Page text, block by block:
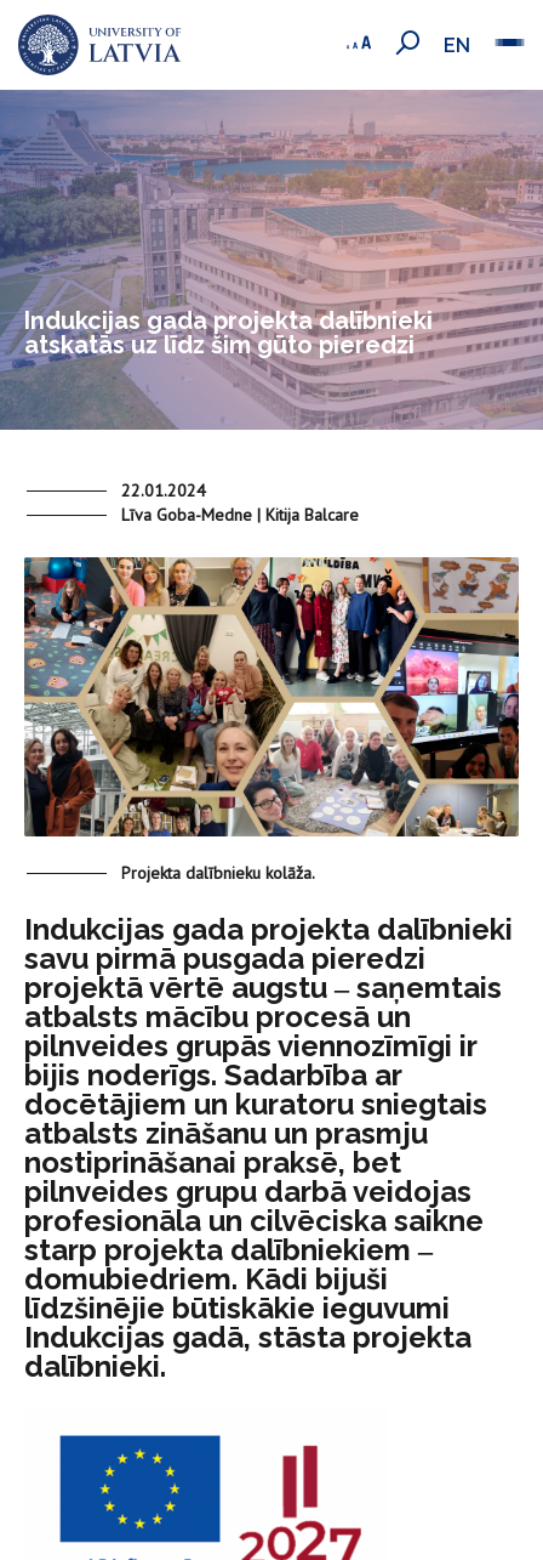
EN
Indukcijas gada projekta dalībnieki
atskatās uz līdz šim gūto pieredzi
22.01.2024
Līva Goba-Medne | Kitija Balcare
Projekta dalībnieku kolāža.
Indukcijas gada projekta dalībnieki
savu pirmā pusgada pieredzi
projektā vērtē augstu ‒ saņemtais
atbalsts mācību procesā un
pilnveides grupās viennozīmīgi ir
bijis noderīgs. Sadarbība ar
docētājiem un kuratoru sniegtais
atbalsts zināšanu un prasmju
nostiprināšanai praksē, bet
pilnveides grupu darbā veidojas
profesionāla un cilvēciska saikne
starp projekta dalībniekiem ‒
domubiedriem. Kādi bijuši
līdzšinējie būtiskākie ieguvumi
Indukcijas gadā, stāsta projekta
dalībnieki.